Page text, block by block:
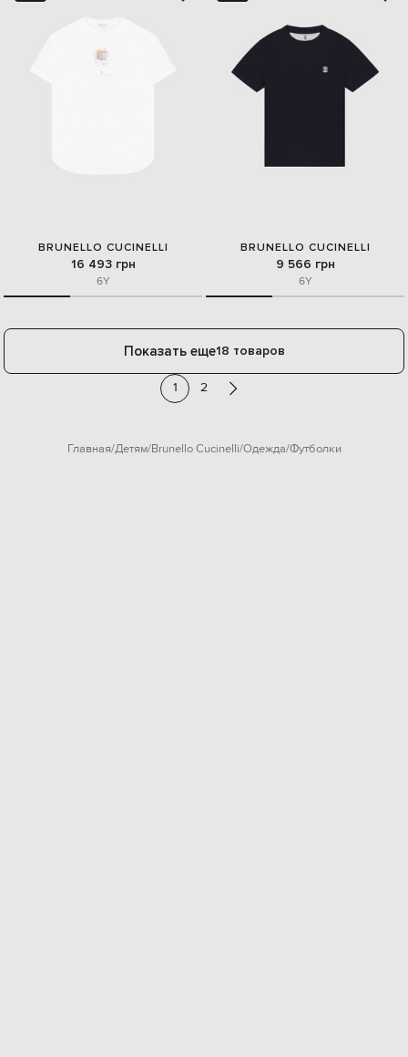
BRUNELLO CUCINELLI
16 493 грн
6Y
BRUNELLO CUCINELLI
9 566 грн
6Y
Показать еще18 товаров
1 2
Главная Детям Brunello Cucinelli Одежда Футболки